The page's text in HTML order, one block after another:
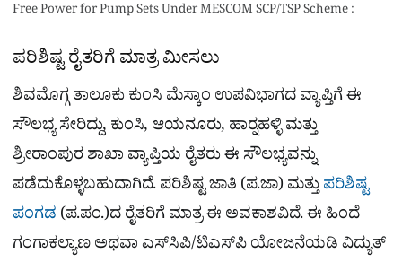
Free Power for Pump Sets Under MESCOM SCP/TSP Scheme :
ಪರಿಶಿಷ್ಟ ರೈತರಿಗೆ ಮಾತ್ರ ಮೀಸಲು
ಶಿವಮೊಗ್ಗ ತಾಲೂಕು ಕುಂಸಿ ಮೆಸ್ಕಾಂ ಉಪವಿಭಾಗದ ವ್ಯಾಪ್ತಿಗೆ ಈ
ಸೌಲಭ್ಯ ಸೇರಿದ್ದು, ಕುಂಸಿ, ಆಯನೂರು, ಹಾರ‍್ನಹಳ್ಳಿ ಮತ್ತು
ಶ್ರೀರಾಂಪುರ ಶಾಖಾ ವ್ಯಾಪ್ತಿಯ ರೈತರು ಈ ಸೌಲಭ್ಯವನ್ನು
ಪಡೆದುಕೊಳ್ಳಬಹುದಾಗಿದೆ. ಪರಿಶಿಷ್ಟ ಜಾತಿ (ಪ.ಜಾ) ಮತ್ತುಪರಿಶಿಷ್ಟ
ಪಂಗಡ (ಪ.ಪಂ.)ದ ರೈತರಿಗೆ ಮಾತ್ರ ಈ ಅವಕಾಶವಿದೆ. ಈ ಹಿಂದೆ
ಗಂಗಾಕಲ್ಯಾಣ ಅಥವಾ ಎಸ್‌ಸಿಪಿ/ಟಿಎಸ್‌ಪಿ ಯೋಜನೆಯಡಿ ವಿದ್ಯುತ್